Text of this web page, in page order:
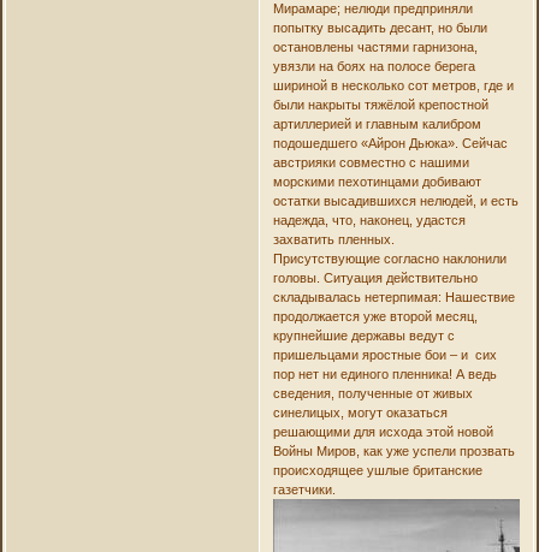
Мирамаре; нелюди предприняли
попытку высадить десант, но были
остановлены частями гарнизона,
увязли на боях на полосе берега
шириной в несколько сот метров, где и
были накрыты тяжёлой крепостной
артиллерией и главным калибром
подошедшего «Айрон Дьюка». Сейчас
австрияки совместно с нашими
морскими пехотинцами добивают
остатки высадившихся нелюдей, и есть
надежда, что, наконец, удастся
захватить пленных.
Присутствующие согласно наклонили
головы. Ситуация действительно
складывалась нетерпимая: Нашествие
продолжается уже второй месяц,
крупнейшие державы ведут с
пришельцами яростные бои – и сих
пор нет ни единого пленника! А ведь
сведения, полученные от живых
синелицых, могут оказаться
решающими для исхода этой новой
Войны Миров, как уже успели прозвать
происходящее ушлые британские
газетчики.